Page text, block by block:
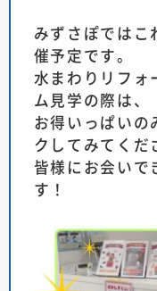
みずさぽではこ
催予定です。
水まわりリフォ
ム見学の際は、
お得いっぱいの
クしてみてくだ
皆様にお会いで
す！